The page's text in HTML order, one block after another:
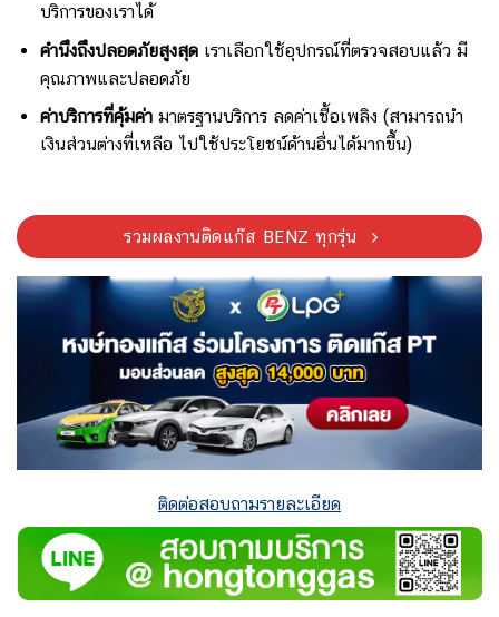
บริการของเราได้
คำนึงถึงปลอดภัยสูงสุดเราเลือกใช้อุปกรณ์ที่ตรวจสอบแล้ว มี
คุณภาพและปลอดภัย
ค่าบริการที่คุ้มค่ามาตรฐานบริการ ลดค่าเชื้อเพลิง (สามารถนำ
เงินส่วนต่างที่เหลือ ไปใช้ประโยชน์ด้านอื่นได้มากขึ้น)
รวมผลงานติดแก๊ส BENZ ทุกรุ่น
ติดต่อสอบถามรายละเอียด